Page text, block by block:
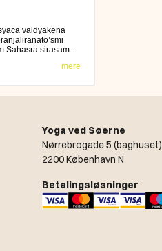
vaidyakena
sirasam...
mere
Yoga ved Søerne
Nørrebrogade 5 (baghuset)
2200 København N
Betalingsløsninger